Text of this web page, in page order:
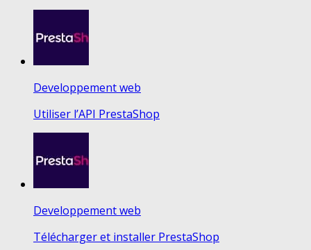
Developpement web
Utiliser l’API PrestaShop
Developpement web
Télécharger et installer PrestaShop